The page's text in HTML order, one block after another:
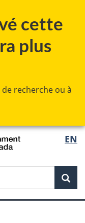
cette
plus
recherche ou à
de
la
EN